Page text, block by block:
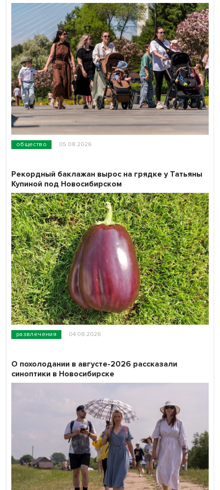
общество 05.08.2026
развлечения 04.08.2026
Рекордный баклажан вырос на грядке у Татьяны
Купиной под Новосибирском
О похолодании в августе-2026 рассказали
синоптики в Новосибирске